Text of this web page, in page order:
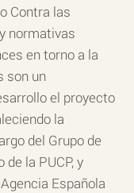
Contra las
normativas
en torno a la
son un
el proyecto
la
del Grupo de
la PUCP, y
Española